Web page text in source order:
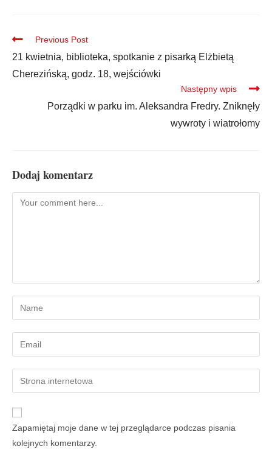
Previous Post
21 kwietnia, biblioteka, spotkanie z pisarką Elżbietą
Cherezińską, godz. 18, wejściówki
Następny wpis
Porządki w parku im. Aleksandra Fredry. Zniknęły
wywroty i wiatrołomy
Dodaj komentarz
Zapamiętaj moje dane w tej przeglądarce podczas pisania
kolejnych komentarzy.